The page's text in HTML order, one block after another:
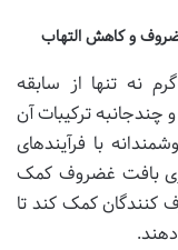
به بازسازی غضروف و کاهش التهاب
پیاسکلیدین ۳۰۰ میلی گرم نه تنها از سابقه
چندجانبه ترکیبات آن
با فرآیندهای
بافت غضروف کمک
کنندگان کمک کند تا